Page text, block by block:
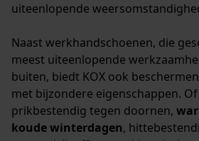
uiteenlopende
Naast werkhandschoenen, die
meest uiteenlopende
buiten, biedt KOX ook
met bijzondere eigenschappen.
prikbestendig tegen doornen,
koude winterdagen,
Geo-IP en
YouTube-video's
Google Maps
Marketing Cookies